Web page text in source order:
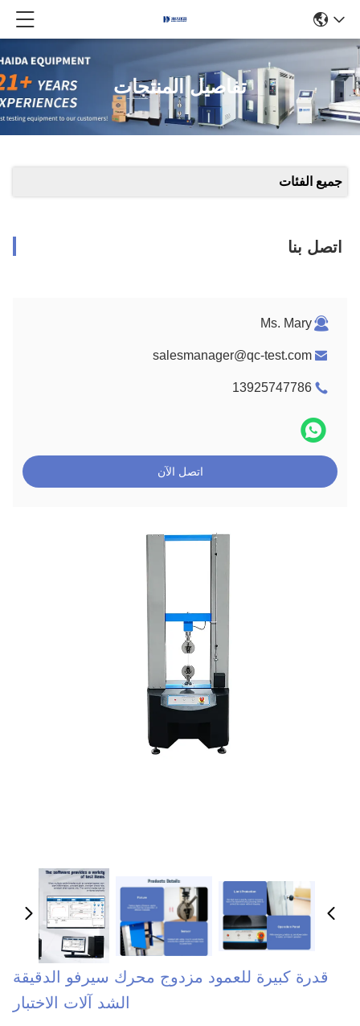
تفاصيل المنتجات
جميع الفئات
اتصل بنا
Ms. Mary
salesmanager@qc-test.com
13925747786
اتصل الآن
قدرة كبيرة للعمود مزدوج محرك سيرفو الدقيقة
الشد آلات الاختبار